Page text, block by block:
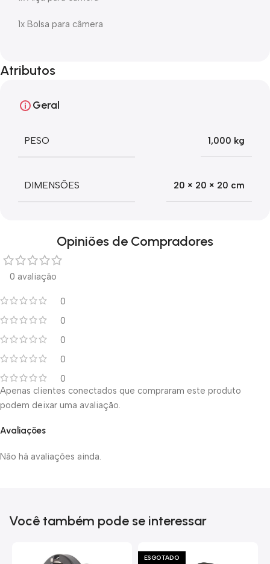
1x Bolsa para câmera
Atributos
Geral
PESO 1,000 kg
DIMENSÕES 20 × 20 × 20 cm
Opiniões de Compradores
0 avaliação
0
0
0
0
0
Avaliações
Não há avaliações ainda.
Apenas clientes conectados que compraram este produto
podem deixar uma avaliação.
Você também pode se interessar
ESGOTADO